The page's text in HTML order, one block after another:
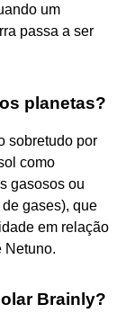
um
passa a ser
planetas?
sobretudo por
como
gasosos ou
gases), que
em relação
Netuno.
Brainly?